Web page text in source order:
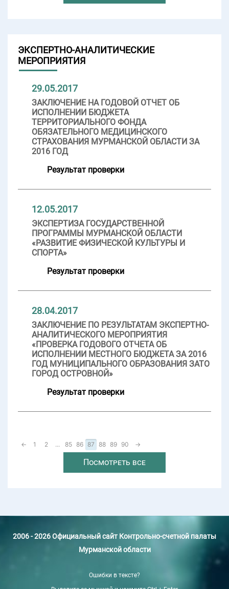
ЭКСПЕРТНО-АНАЛИТИЧЕСКИЕ
МЕРОПРИЯТИЯ
29.05.2017
ЗАКЛЮЧЕНИЕ НА ГОДОВОЙ ОТЧЕТ ОБ
ИСПОЛНЕНИИ БЮДЖЕТА
ТЕРРИТОРИАЛЬНОГО ФОНДА
ОБЯЗАТЕЛЬНОГО МЕДИЦИНСКОГО
СТРАХОВАНИЯ МУРМАНСКОЙ ОБЛАСТИ ЗА
2016 ГОД
Результат проверки
12.05.2017
ЭКСПЕРТИЗА ГОСУДАРСТВЕННОЙ
ПРОГРАММЫ МУРМАНСКОЙ ОБЛАСТИ
«РАЗВИТИЕ ФИЗИЧЕСКОЙ КУЛЬТУРЫ И
СПОРТА»
Результат проверки
28.04.2017
ЗАКЛЮЧЕНИЕ ПО РЕЗУЛЬТАТАМ ЭКСПЕРТНО-
АНАЛИТИЧЕСКОГО МЕРОПРИЯТИЯ
«ПРОВЕРКА ГОДОВОГО ОТЧЕТА ОБ
ИСПОЛНЕНИИ МЕСТНОГО БЮДЖЕТА ЗА 2016
ГОД МУНИЦИПАЛЬНОГО ОБРАЗОВАНИЯ ЗАТО
ГОРОД ОСТРОВНОЙ»
Результат проверки
← 1 2 ... 85 86 87 88 89 90 →
Посмотреть все
2006 - 2026 Официальный сайт Контрольно-счетной палаты
Мурманской области
Ошибки в тексте?